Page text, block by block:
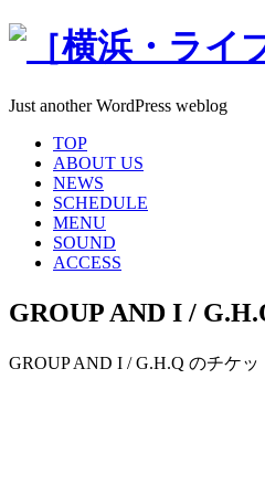
Just another WordPress weblog
TOP
ABOUT US
NEWS
SCHEDULE
MENU
SOUND
ACCESS
GROUP AND I /
GROUP AND I / G.H.Q のチケッ